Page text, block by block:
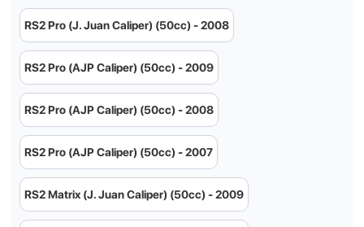
RS2 Pro (J. Juan Caliper) (50cc) - 2008
RS2 Pro (AJP Caliper) (50cc) - 2009
RS2 Pro (AJP Caliper) (50cc) - 2008
RS2 Pro (AJP Caliper) (50cc) - 2007
RS2 Matrix (J. Juan Caliper) (50cc) - 2009